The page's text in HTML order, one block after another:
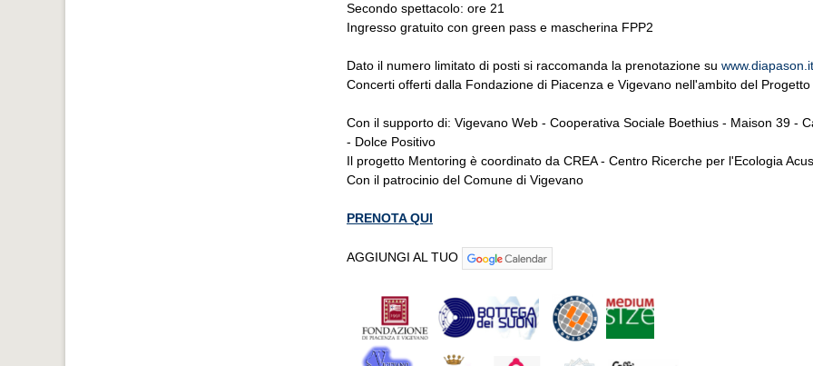
Secondo spettacolo: ore 21
Ingresso gratuito con green pass e mascherina FPP2
Dato il numero limitato di posti si raccomanda la prenotazione su www.diapason.it
Concerti offerti dalla Fondazione di Piacenza e Vigevano nell'ambito del
Con il supporto di: Vigevano Web - Cooperativa Sociale Boethius - Maison 39 -
- Dolce Positivo
Il progetto Mentoring è coordinato da CREA - Centro Ricerche per l'Ecologia
Con il patrocinio del Comune di Vigevano
PRENOTA QUI
AGGIUNGI AL TUO